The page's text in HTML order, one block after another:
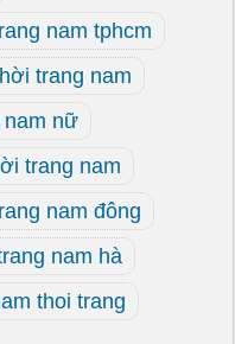
nam tphcm
trang nam
nữ
trang nam
nam đông
nam hà
thoi trang